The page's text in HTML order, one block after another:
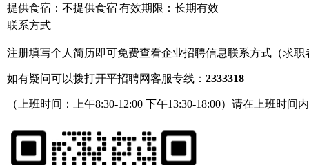
提供食宿：不提供食宿 有效期限：长期有效
联系方式
注册填写个人简历即可免费查看企业招聘信息联系方式（求
如有疑问可以拨打开平招聘网客服专线： 2333318
（上班时间：上午8:30-12:00 下午13:30-18:00）请在上班时间